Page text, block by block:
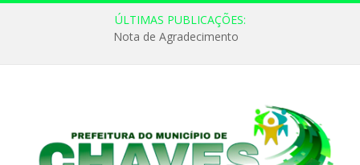
ÚLTIMAS PUBLICAÇÕES:
Nota de Agradecimento